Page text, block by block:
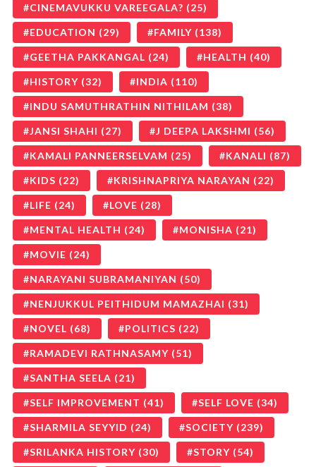
CINEMAVUKKU VAREEGALA? (25)
EDUCATION (29) FAMILY (138)
GEETHA PAKKANGAL (24) HEALTH (40)
HISTORY (32) INDIA (110)
INDU SAMUTHRATHIN NITHILAM (38)
JANSI SHAHI (27) J DEEPA LAKSHMI (56)
KAMALI PANNEERSELVAM (25) KANALI (87)
KIDS (22) KRISHNAPRIYA NARAYAN (22)
LIFE (24) LOVE (28)
MENTAL HEALTH (24) MONISHA (21)
MOVIE (24)
NARAYANI SUBRAMANIYAN (50)
NENJUKKUL PEITHIDUM MAMAZHAI (31)
NOVEL (68) POLITICS (22)
RAMADEVI RATHNASAMY (51)
SANTHA SEELA (21)
SELF IMPROVEMENT (41) SELF LOVE (34)
SHARMILA SEYYID (24) SOCIETY (239)
SRILANKA HISTORY (30) STORY (54)